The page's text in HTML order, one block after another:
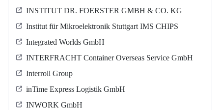
INSTITUT DR. FOERSTER GMBH & CO. KG
Institut für Mikroelektronik Stuttgart IMS CHIPS
Integrated Worlds GmbH
INTERFRACHT Container Overseas Service GmbH
Interroll Group
inTime Express Logistik GmbH
INWORK GmbH